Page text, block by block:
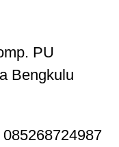
PU
Bengkulu